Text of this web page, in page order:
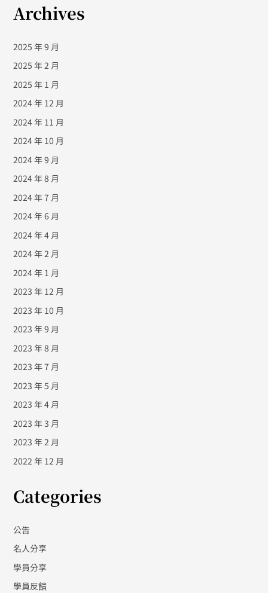
Archives
2025 年 9 月
2025 年 2 月
2025 年 1 月
2024 年 12 月
2024 年 11 月
2024 年 10 月
2024 年 9 月
2024 年 8 月
2024 年 7 月
2024 年 6 月
2024 年 4 月
2024 年 2 月
2024 年 1 月
2023 年 12 月
2023 年 10 月
2023 年 9 月
2023 年 8 月
2023 年 7 月
2023 年 5 月
2023 年 4 月
2023 年 3 月
2023 年 2 月
2022 年 12 月
Categories
公告
名人分享
學員分享
學員反饋